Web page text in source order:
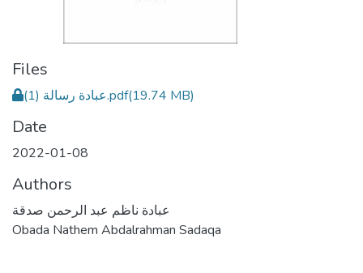
Files
عبادة رسالة (1).pdf(19.74 MB)
Date
2022-01-08
Authors
عبادة ناظم عبد الرحمن صدقة
Obada Nathem Abdalrahman Sadaqa